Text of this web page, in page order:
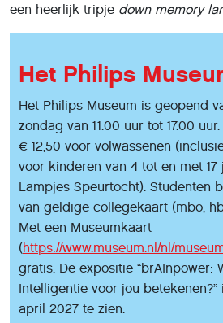
een heerlijk tripje down memory
Het Philips
Het Philips Museum is geopend
zondag van 11.00 uur tot 17.00
€ 12,50 voor volwassenen
voor kinderen van 4 tot en met
Lampjes Speurtocht). Studenten
van geldige collegekaart (mbo,
Met een Museumkaart
(https://www.museum.nl/nl/
gratis. De expositie “brAInpower:
Intelligentie voor jou
april 2027 te zien.